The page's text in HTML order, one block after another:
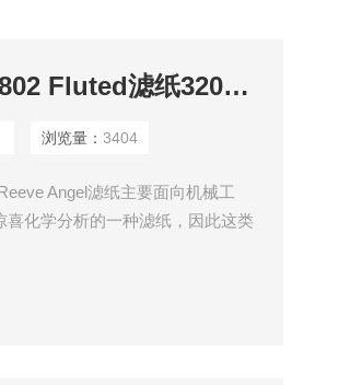
5802-185 5802-125WHATMAN 802 Fluted滤纸320mm直径5802-320
浏览量：3404
Angel滤纸主要面向机械工
化学分析的一种滤纸，因此这类